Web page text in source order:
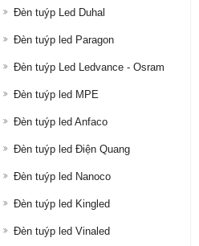
ĐÈN PHA
ĐÈN LED NHÀ XƯỞNG
ĐÈN ĐƯỜNG LED
ĐÈN LED ỐP TRẦN
ĐÈN LED PANEL
ĐÈN THÔNG MINH
ĐÈN CHỐNG CHÁY NỔ
ĐÈN EXIT
ĐÈN KHẨN CẤP
Đèn tuýp Led Duhal
Đèn tuýp led Paragon
Đèn tuýp Led Ledvance - Osram
Đèn tuýp led MPE
Đèn tuýp led Anfaco
Đèn tuýp led Điện Quang
Đèn tuýp led Nanoco
Đèn tuýp led Kingled
Đèn tuýp led Vinaled